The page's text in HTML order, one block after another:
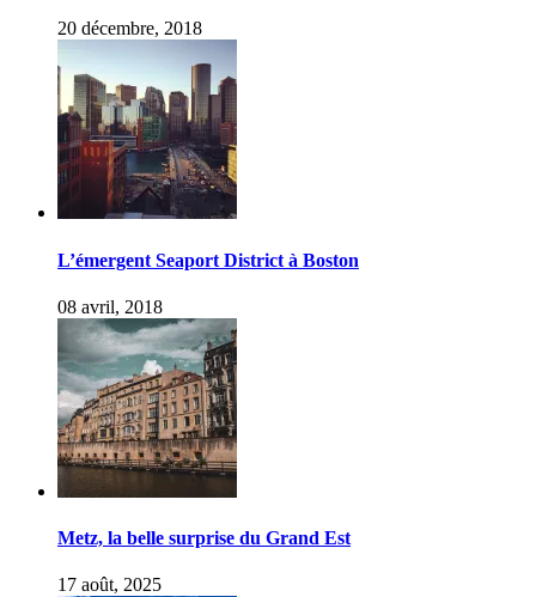
20 décembre, 2018
L’émergent Seaport District à Boston
08 avril, 2018
Metz, la belle surprise du Grand Est
17 août, 2025